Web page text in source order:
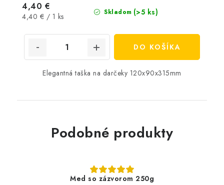
Skladom (>5 ks)
4,40 €
Jednotková
4,40 € / 1 ks
DO KOŠÍKA
Elegantná taška na darčeky 120x90x315mm
Podobné produkty
Med so zázvorom 250g